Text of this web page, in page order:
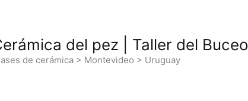
del pez | Taller del Buceo
de cerámica > Montevideo > Uruguay